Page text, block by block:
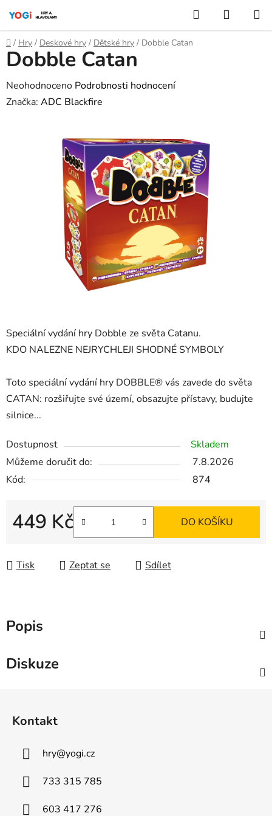
obsah
Hledat
KOŠÍK
Domů
/ Hry / Deskové hry / Dětské hry / Dobble Catan
Speciální vydání hry Dobble ze světa Catanu.
KDO NALEZNE NEJRYCHLEJI SHODNÉ SYMBOLY
Toto speciální vydání hry DOBBLE® vás zavede do světa
CATAN: rozšiřujte své území, obsazujte přístavy, budujte
silnice...
Dostupnost
Skladem
Můžeme doručit do:
7.8.2026
Kód:
874
449 Kč DO KOŠÍKU
Tisk Zeptat se Sdílet
Dobble Catan
Průměrné
hodnocení
Neohodnoceno Podrobnosti hodnocení
Značka: ADC Blackfire
Popis
Diskuze
Kontakt
hry@yogi.cz
733 315 785
603 417 276